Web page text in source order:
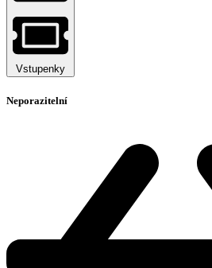
Vstupenky
Neporazitelní